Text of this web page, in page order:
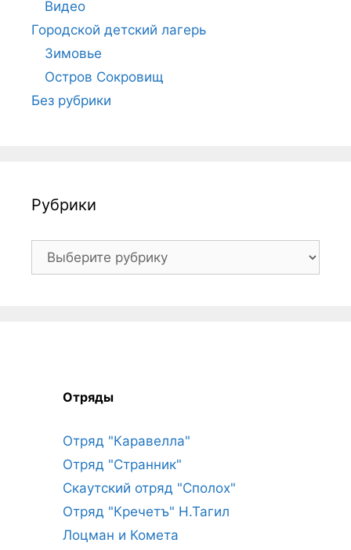
Видео
Городской детский лагерь
Зимовье
Остров Сокровищ
Без рубрики
Рубрики
Рубрики
Отряды
Отряд "Каравелла"
Отряд "Странник"
Скаутский отряд "Сполох"
Отряд "Кречетъ" Н.Тагил
Лоцман и Комета